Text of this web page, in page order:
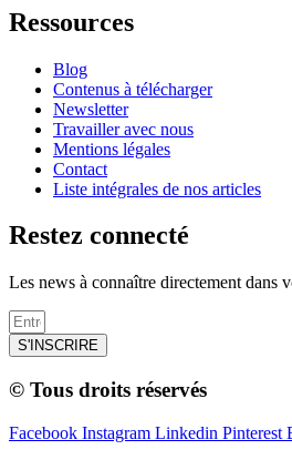
Ressources
Blog
Contenus à télécharger
Newsletter
Travailler avec nous
Mentions légales
Contact
Liste intégrales de nos articles
Restez connecté
Les news à connaître directement dans
S'INSCRIRE
© Tous droits réservés
Facebook Instagram Linkedin Pinterest